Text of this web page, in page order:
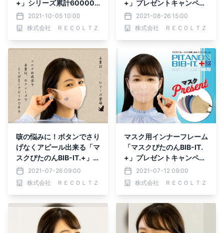
+」シリーズ累計60000
本突破2021-10-05 10:00
株式会社 ＲＥＣＯＬＴＺ
+」プレゼントキャンペー
ン開催中2021-08-26 15:00
株式会社 ＲＥＣＯＬＴＺ
咳の悩みに！ボタンでさり
げなくアピール出来る「マ
スクぴたのんBIB-IT.+」誕
生
2021-07-26 09:00
株式会社 ＲＥＣＯＬＴＺ
マスク用インナーフレーム
「マスクぴたのんBIB-IT.
+」プレゼントキャンペー
ン開催2021-07-12 09:00
株式会社 ＲＥＣＯＬＴＺ